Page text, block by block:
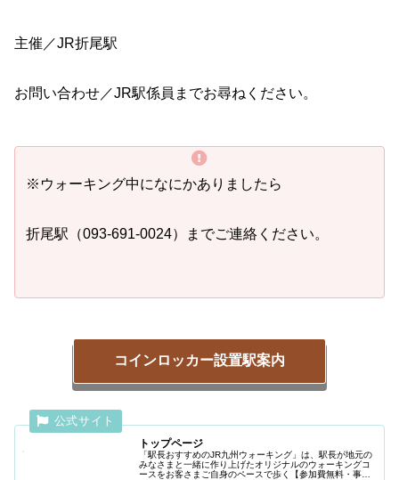
主催／JR折尾駅
お問い合わせ／JR駅係員までお尋ねください。
※ウォーキング中になにかありましたら
折尾駅（093-691-0024）までご連絡ください。
コインロッカー設置駅案内
トップページ
「駅長おすすめのJR九州ウォーキング」は、駅長が地元の
みなさまと一緒に作り上げたオリジナルのウォーキングコ
ースをお客さまご自身のペースで歩く【参加費無料・事前